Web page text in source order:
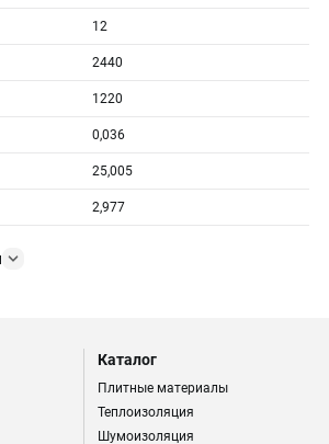
12
2440
1220
0,036
25,005
2,977
Каталог
Плитные материалы
Теплоизоляция
Шумоизоляция